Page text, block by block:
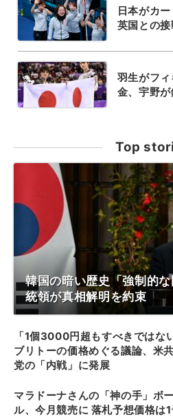
日本がカー
英国との
羽生がフ
金、宇野
Top
韓国の暗い歴史「強制的
統領が真相解明を約束
「1個3000円超もすべきではな
ブリトーの価格めぐる議論、米
党の「内戦」に発展
マラドーナさんの「神の手」ボー
ル、今月競売に 落札予想価格は